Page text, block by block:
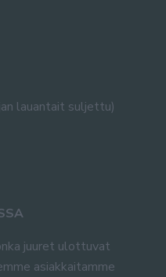
lauantait suljettu)
juuret ulottuvat
asiakkaitamme